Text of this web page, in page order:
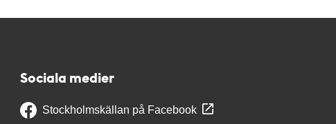
Sociala medier
Stockholmskällan på Facebook